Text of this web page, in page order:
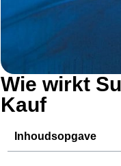
Wie wirkt
Kauf
Inhoudsopgave